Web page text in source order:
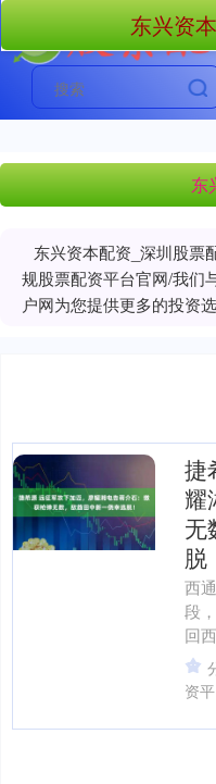
东
东兴资本配资_深圳股票
规股票配资平台官网/我们
户网为您提供更多的投资选
东兴资
捷
耀
无
脱
西
段
回
力
迈
资